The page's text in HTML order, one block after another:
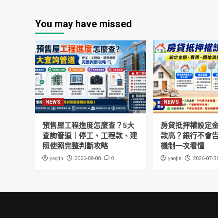
You may have missed
NEWS
預售屋工程進度怎麼查？5大
查詢管道｜停工、工程款、建
照使照完整判斷攻略
yaojin 2026-08-08 0
NEWS
房貸抵押權設定
款高？銀行不會
機制一次看懂
yaojin 2026-07-